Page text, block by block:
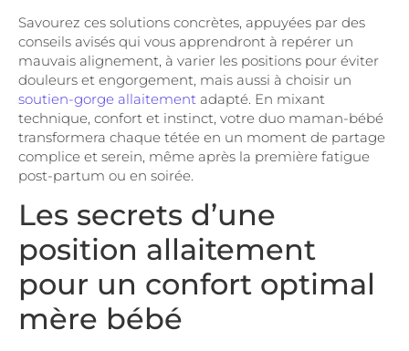
Savourez ces solutions concrètes, appuyées par des
conseils avisés qui vous apprendront à repérer un
mauvais alignement, à varier les positions pour éviter
douleurs et engorgement, mais aussi à choisir un
soutien-gorge allaitement adapté. En mixant
technique, confort et instinct, votre duo maman-bébé
transformera chaque tétée en un moment de partage
complice et serein, même après la première fatigue
post-partum ou en soirée.
Les secrets d’une
position allaitement
pour un confort optimal
mère bébé